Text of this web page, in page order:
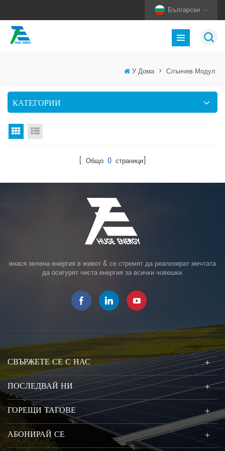
Български
У Дома > Слънчев Модул
КАТЕГОРИИ
Изглед на мрежата
[ Общо 0 страници]
внася зелена енергия в живот & се стремят да реализират мечтата
да осигурят чиста енергия за всички човешки.
СВЪРЖЕТЕ СЕ С НАС
ПОСЛЕДВАЙ НИ
ГОРЕЩИ ТАГОВЕ
АБОНИРАЙ СЕ